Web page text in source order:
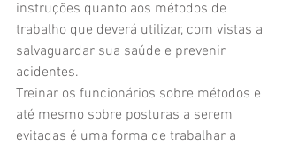
instruções quanto aos métodos de
trabalho que deverá utilizar, com vistas a
salvaguardar sua saúde e prevenir
acidentes.
Treinar os funcionários sobre métodos e
até mesmo sobre posturas a serem
evitadas é uma forma de trabalhar a